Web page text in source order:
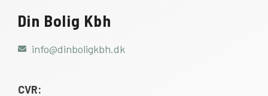
Din Bolig Kbh
info@dinboligkbh.dk
CVR: